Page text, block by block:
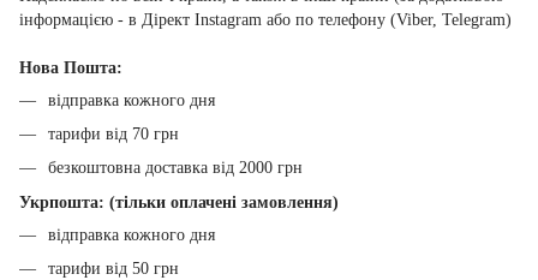
інформацією - в Дірект Instagram або по телефону (Viber, Telegram)
Нова Пошта:
відправка кожного дня
тарифи від 70 грн
безкоштовна доставка від 2000 грн
Укрпошта: (тільки оплачені замовлення)
відправка кожного дня
тарифи від 50 грн